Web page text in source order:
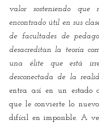
valor sosteniendo
encontrado útil en sus
de facultades de
desacreditan la teoría
una élite que está
desconectada de la
entra así en un estado
que le convierte lo
difícil en imposible. A